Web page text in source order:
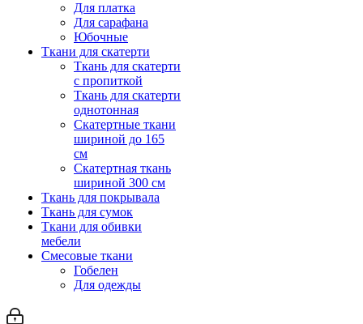
Для платка
Для сарафана
Юбочные
Ткани для скатерти
Ткань для скатерти
с пропиткой
Ткань для скатерти
однотонная
Скатертные ткани
шириной до 165
см
Скатертная ткань
шириной 300 см
Ткань для покрывала
Ткань для сумок
Ткани для обивки
мебели
Смесовые ткани
Гобелен
Для одежды